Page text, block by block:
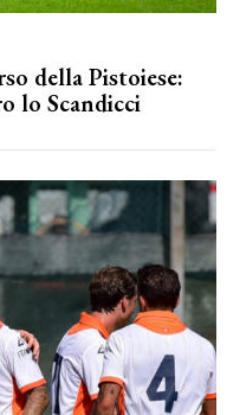
della Pistoiese:
lo Scandicci